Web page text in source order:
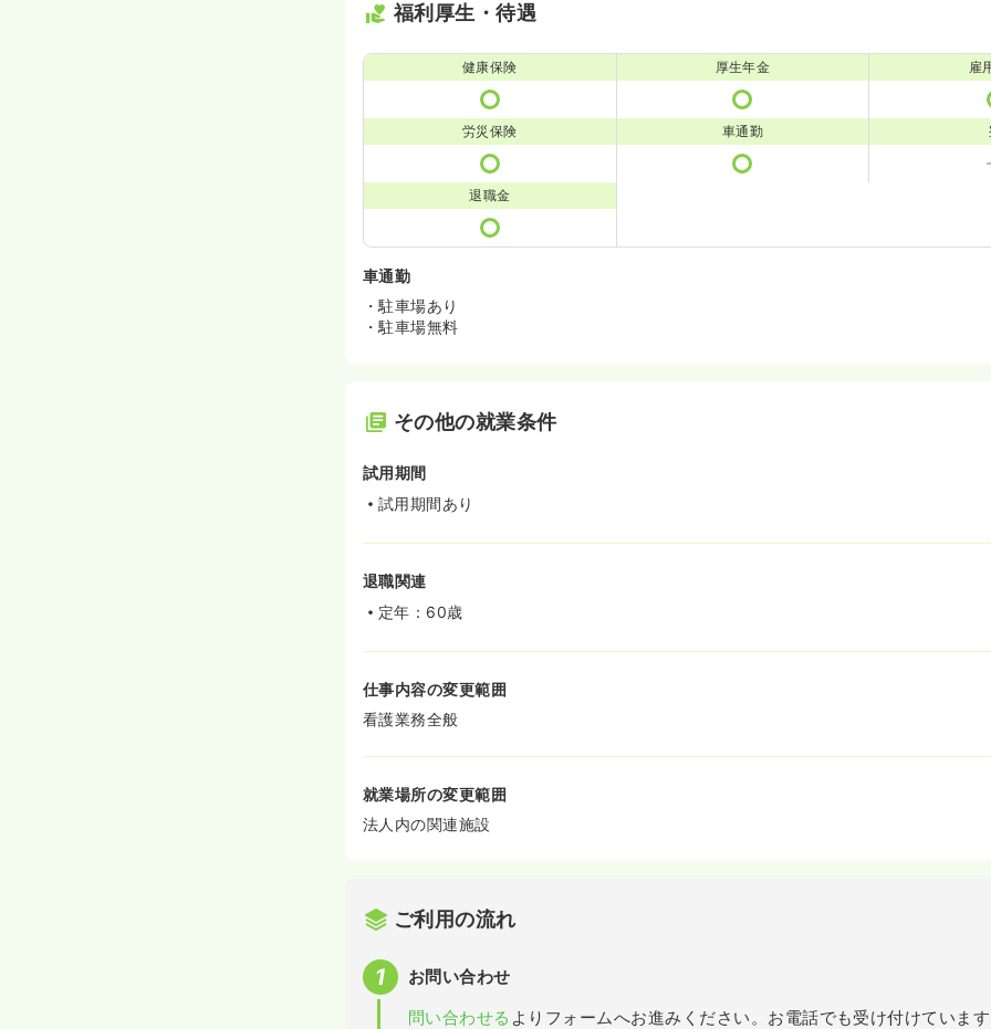
福利厚生・待遇
健康保険 厚生年金 雇
労災保険 車通勤
退職金
車通勤
・駐車場あり
・駐車場無料
その他の就業条件
試用期間
試用期間あり
退職関連
定年：60歳
仕事内容の変更範囲
看護業務全般
就業場所の変更範囲
法人内の関連施設
ご利用の流れ
お問い合わせ
問い合わせる よりフォームへお進みください。お電話でも受け付けていま